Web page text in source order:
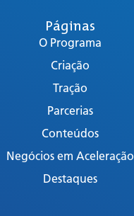
Páginas
O Programa
Criação
Tração
Parcerias
Conteúdos
Negócios em Aceleração
Destaques